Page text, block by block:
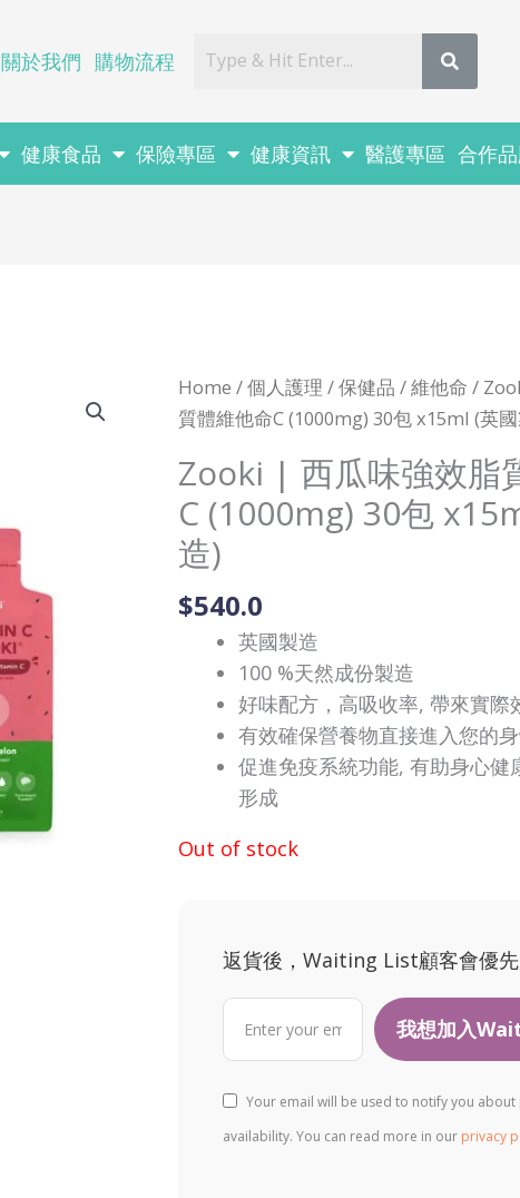
關於我們 購物流程
健康食品 保險專區 健康資訊 醫護專區 合作
Home /個人護理 /保健品 /維他命 /
質體維他命C (1000mg) 30包 x15ml (英
Zooki | 西瓜味強效脂
C (1000mg) 30包
造)
$540.0
英國製造
100 %天然成份製造
好味配方，高吸收率, 帶來實際
有效確保營養物直接進入您的
促進免疫系統功能, 有助身心健
形成
Out of stock
返貨後，Waiting List顧客會優
Your email will be used to notify you
availability. You can read more in our privacy